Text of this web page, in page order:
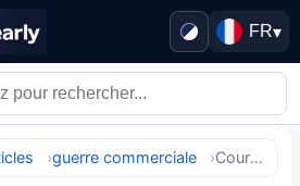
FR▾
guerre commerciale Course aux minéraux critiques: Projet Vault, contrôle Chine 2026